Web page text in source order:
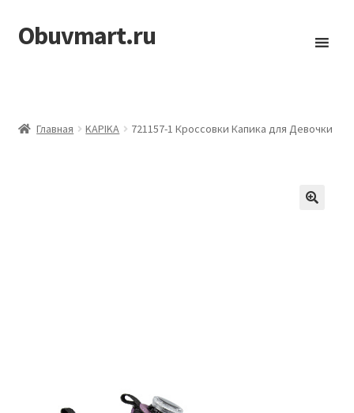
Перейти
к
Перейти
к
Obuvmart.ru
Главная KAPIKA 721157-1 Кроссовки Капика для Девочки